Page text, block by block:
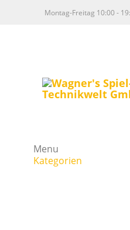
Montag-Freitag 10:00 -
Menu
Kategorien